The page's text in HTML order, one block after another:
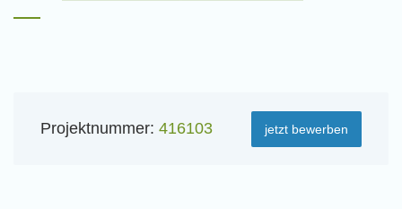
Projektnummer: 416103 jetzt bewerben